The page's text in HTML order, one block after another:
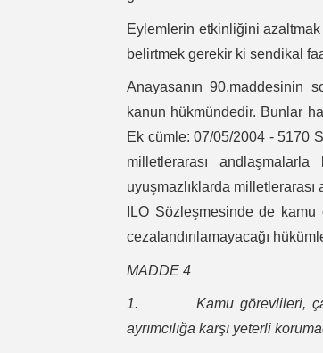
Eylemlerin etkinliğini
belirtmek gerekir ki sendikal
Anayasanın 90.maddesinin
kanun hükmündedir. Bunlar
Ek cümle: 07/05/2004 - 5170
milletlerarası
uyuşmazlıklarda milletlerarası
ILO Sözleşmesinde de kamu
cezalandırılamayacağı
MADDE 4
1. Kamu görevlileri,
ayrımcılığa karşı yeterli